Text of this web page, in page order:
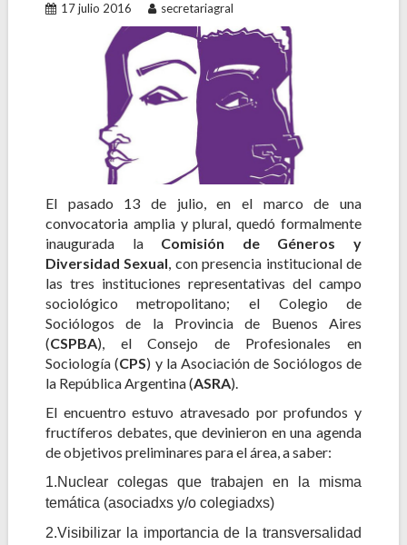
17 julio 2016 secretariagral
El pasado 13 de julio, en el marco de una
convocatoria amplia y plural, quedó formalmente
inaugurada la Comisión de Géneros y
Diversidad Sexual, con presencia institucional de
las tres instituciones representativas del campo
sociológico metropolitano; el Colegio de
Sociólogos de la Provincia de Buenos Aires
(CSPBA), el Consejo de Profesionales en
Sociología (CPS) y la Asociación de Sociólogos de
la República Argentina (ASRA).
El encuentro estuvo atravesado por profundos y
fructíferos debates, que devinieron en una agenda
de objetivos preliminares para el área, a saber:
1.Nuclear colegas que trabajen en la misma
temática (asociadxs y/o colegiadxs)
2.Visibilizar la importancia de la transversalidad